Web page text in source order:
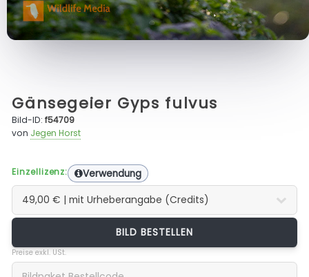
Gänsegeier Gyps fulvus
Bild-ID:f54709
von Jegen Horst
Einzellizenz: Verwendung
BILD BESTELLEN
Preise exkl. USt.